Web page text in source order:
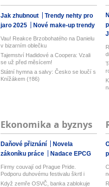
Jak zhubnout
Trendy nehty pro
jaro 2025
Nové make-up trendy
Vau! Reakce Brzobohatého na Danielu
v bizarním oblečku
Tajemství Hadidové a Coopera: Vzali
se už před měsícem!
Státní hymna a salvy: Česko se loučí s
Knížákem (†86)
Ekonomika a byznys
Daňové přiznání
Novela
zákoníku práce
Nadace EPCG
Firmy couvají od Prague Pride.
Podporu duhovému festivalu škrtl i
Micr...
Když zemře OSVČ, banka zablokuje